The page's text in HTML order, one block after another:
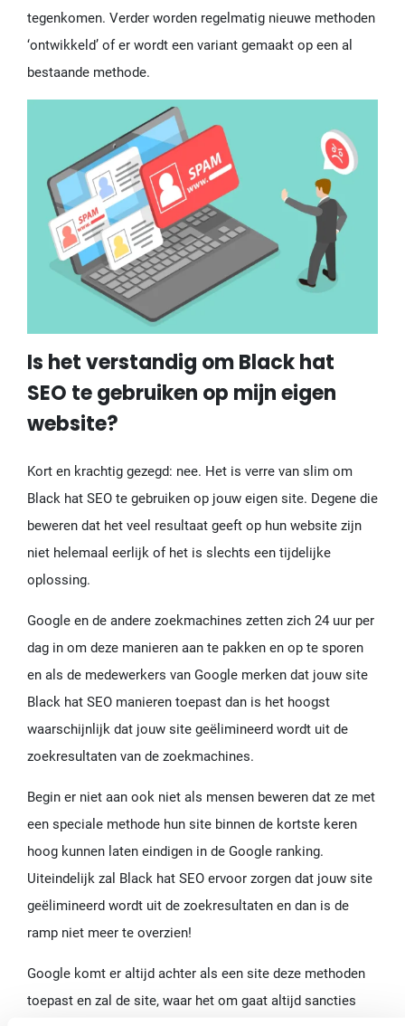
tegenkomen. Verder worden regelmatig nieuwe methoden
‘ontwikkeld’ of er wordt een variant gemaakt op een al
bestaande methode.
Is het verstandig om Black hat
SEO te gebruiken op mijn eigen
website?
Kort en krachtig gezegd: nee. Het is verre van slim om
Black hat SEO te gebruiken op jouw eigen site. Degene die
beweren dat het veel resultaat geeft op hun website zijn
niet helemaal eerlijk of het is slechts een tijdelijke
oplossing.
Google en de andere zoekmachines zetten zich 24 uur per
dag in om deze manieren aan te pakken en op te sporen
en als de medewerkers van Google merken dat jouw site
Black hat SEO manieren toepast dan is het hoogst
waarschijnlijk dat jouw site geëlimineerd wordt uit de
zoekresultaten van de zoekmachines.
Begin er niet aan ook niet als mensen beweren dat ze met
een speciale methode hun site binnen de kortste keren
hoog kunnen laten eindigen in de Google ranking.
Uiteindelijk zal Black hat SEO ervoor zorgen dat jouw site
geëlimineerd wordt uit de zoekresultaten en dan is de
ramp niet meer te overzien!
Google komt er altijd achter als een site deze methoden
toepast en zal de site, waar het om gaat altijd sancties